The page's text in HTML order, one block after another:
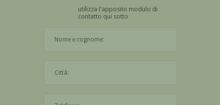
utilizza l'apposito modulo di
contatto qui sotto